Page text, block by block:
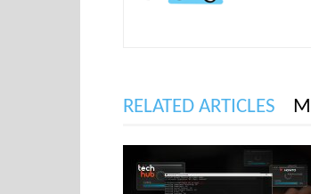
RELATED ARTICLES